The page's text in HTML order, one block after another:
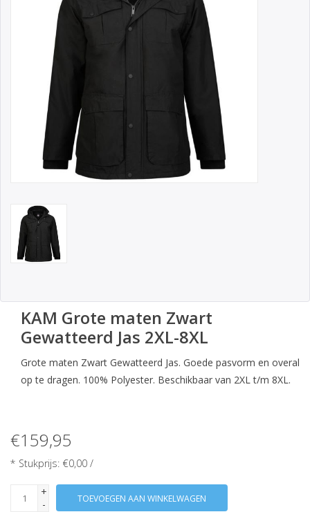
KAM Grote maten Zwart
Gewatteerd Jas 2XL-8XL
Grote maten Zwart Gewatteerd Jas. Goede pasvorm en overal
op te dragen. 100% Polyester. Beschikbaar van 2XL t/m 8XL.
€159,95
* Stukprijs: €0,00 /
+
-
TOEVOEGEN AAN WINKELWAGEN